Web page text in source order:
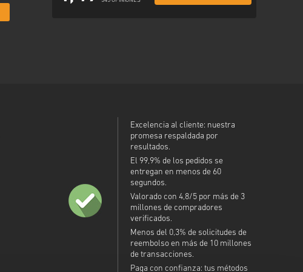
Excelencia al cliente: nuestra
promesa respaldada por
resultados.
El 99,9% de los pedidos se
entregan en menos de 60
segundos.
Valorado con 4,8/5 por más de 3
millones de compradores
verificados.
Menos del 0,3% de solicitudes de
reembolso en más de 10 millones
de transacciones.
Paga con confianza: tus métodos